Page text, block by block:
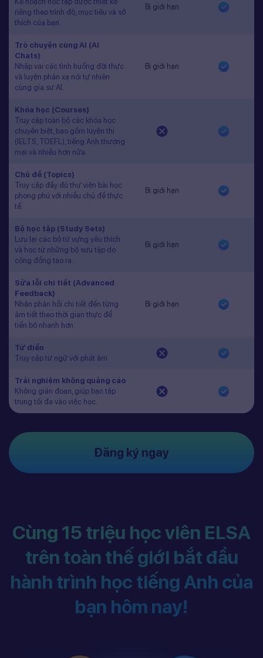
riêng theo trình độ, mục tiêu và sở
thích của bạn.
Bị giới hạn
Trò chuyện cùng AI (AI
Chats)
Nhập vai các tình huống đời thực
và luyện phản xạ nói tự nhiên
cùng gia sư AI.
Bị giới hạn
Khóa học (Courses)
Truy cập toàn bộ các khóa học
chuyên biệt, bao gồm luyện thi
(IELTS, TOEFL), tiếng Anh thương
mại và nhiều hơn nữa.
Chủ đề (Topics)
Truy cập đầy đủ thư viện bài học
phong phú với nhiều chủ đề thực
tế.
Bị giới hạn
Bộ học tập (Study Sets)
Lưu lại các bộ từ vựng yêu thích
và học từ những bộ sưu tập do
cộng đồng tạo ra.
Bị giới hạn
Sửa lỗi chi tiết (Advanced
Feedback)
Nhận phản hồi chi tiết đến từng
âm tiết theo thời gian thực để
tiến bộ nhanh hơn.
Bị giới hạn
Từ điển
Truy cập từ ngữ với phát âm
Trải nghiệm không quảng cáo
Không gián đoạn, giúp bạn tập
trung tối đa vào việc học.
Đăng ký ngay
Cùng 15 triệu học viên ELSA
trên toàn thế giới bắt đầu
hành trình học tiếng Anh của
bạn hôm nay!